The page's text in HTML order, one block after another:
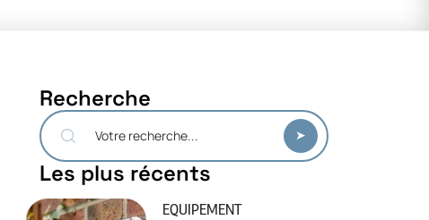
Recherche
Les plus récents
EQUIPEMENT